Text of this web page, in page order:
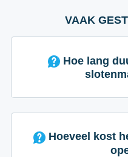
VAAK
Hoeveel kost het om de voordeur te